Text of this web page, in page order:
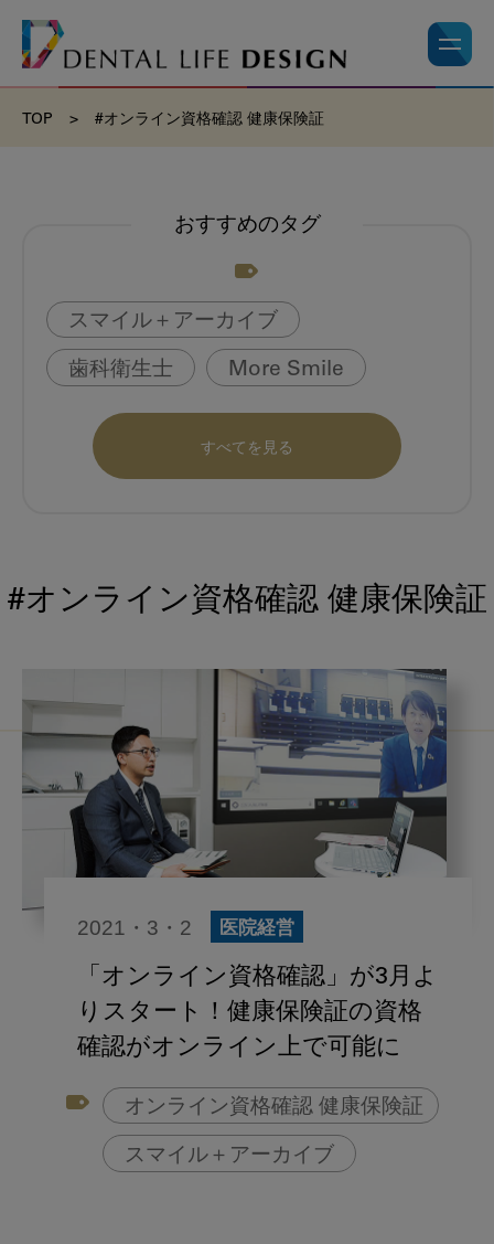
TOP > #オンライン資格確認 健康保険証
おすすめのタグ
スマイル＋アーカイブ
歯科衛生士 More Smile
お悩み相談室 動画 書籍
book
海外歯科事情 咬合の変化
口腔機能発達不全症
いちき歯科 スウェーデン
歯周病 鼻うがい
内科 歯科 内科医師
いま○○が知りたい 歯科助手
アフターコロナ対策
コンポジットレジン
すべてを見る
#オンライン資格確認 健康保険証
2021・3・2 医院経営
「オンライン資格確認」が3月よ
りスタート！健康保険証の資格
確認がオンライン上で可能に
オンライン資格確認 健康保険証
スマイル＋アーカイブ